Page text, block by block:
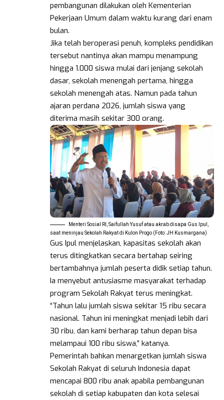
pembangunan dilakukan oleh Kementerian
Pekerjaan Umum dalam waktu kurang dari enam
bulan.
Jika telah beroperasi penuh, kompleks pendidikan
tersebut nantinya akan mampu menampung
hingga 1.000 siswa mulai dari jenjang sekolah
dasar, sekolah menengah pertama, hingga
sekolah menengah atas. Namun pada tahun
ajaran perdana 2026, jumlah siswa yang
diterima masih sekitar 300 orang.
Menteri Sosial RI, Saifullah Yusuf atau akrab disapa Gus Ipul,
saat meninjau Sekolah Rakyat di Kulon Progo (Foto: JH Kusmargana)
Gus Ipul menjelaskan, kapasitas sekolah akan
terus ditingkatkan secara bertahap seiring
bertambahnya jumlah peserta didik setiap tahun.
Ia menyebut antusiasme masyarakat terhadap
program Sekolah Rakyat terus meningkat.
“Tahun lalu jumlah siswa sekitar 15 ribu secara
nasional. Tahun ini meningkat menjadi lebih dari
30 ribu, dan kami berharap tahun depan bisa
melampaui 100 ribu siswa,” katanya.
Pemerintah bahkan menargetkan jumlah siswa
Sekolah Rakyat di seluruh Indonesia dapat
mencapai 800 ribu anak apabila pembangunan
sekolah di setiap kabupaten dan kota selesai